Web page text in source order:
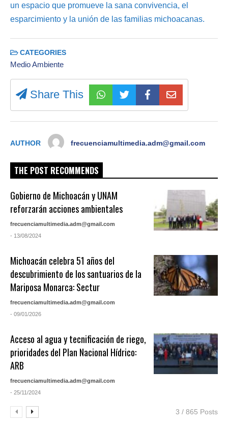
un espacio que promueve la sana convivencia, el
esparcimiento y la unión de las familias michoacanas.
CATEGORIES
Medio Ambiente
Share This
AUTHOR frecuenciamultimedia.adm@gmail.com
THE POST RECOMMENDS
Gobierno de Michoacán y UNAM
reforzarán acciones ambientales
frecuenciamultimedia.adm@gmail.com
- 13/08/2024
Michoacán celebra 51 años del
descubrimiento de los santuarios de la
Mariposa Monarca: Sectur
frecuenciamultimedia.adm@gmail.com
- 09/01/2026
Acceso al agua y tecnificación de riego,
prioridades del Plan Nacional Hídrico:
ARB
frecuenciamultimedia.adm@gmail.com
- 25/11/2024
3 / 865 Posts